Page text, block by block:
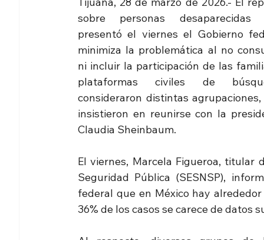
sobre personas desaparecidas
presentó el viernes el Gobierno
minimiza la problemática al no
ni incluir la participación de las
plataformas civiles de
consideraron distintas
insistieron en reunirse con la
Claudia Sheinbaum.
El viernes, Marcela Figueroa, titular
Seguridad Pública (SESNSP),
federal que en México hay
36% de los casos se carece de datos